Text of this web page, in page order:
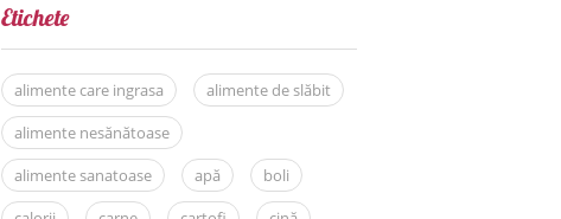
Etichete
alimente care ingrasa
alimente de slăbit
alimente nesănătoase
alimente sanatoase
apă
boli